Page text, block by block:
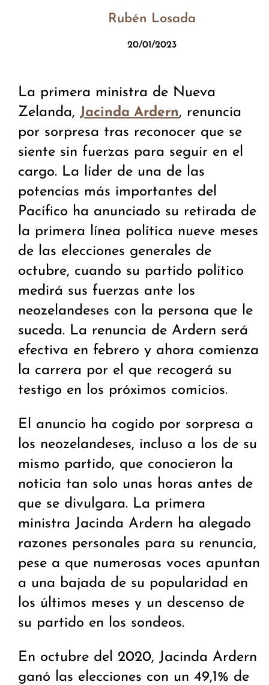
Rubén Losada
20/01/2023
La primera ministra de Nueva
Zelanda, Jacinda Ardern, renuncia
por sorpresa tras reconocer que se
siente sin fuerzas para seguir en el
cargo. La líder de una de las
potencias más importantes del
Pacífico ha anunciado su retirada de
la primera línea política nueve meses
de las elecciones generales de
octubre, cuando su partido político
medirá sus fuerzas ante los
neozelandeses con la persona que le
suceda. La renuncia de Ardern será
efectiva en febrero y ahora comienza
la carrera por el que recogerá su
testigo en los próximos comicios.
El anuncio ha cogido por sorpresa a
los neozelandeses, incluso a los de su
mismo partido, que conocieron la
noticia tan solo unas horas antes de
que se divulgara. La primera
ministra Jacinda Ardern ha alegado
razones personales para su renuncia,
pese a que numerosas voces apuntan
a una bajada de su popularidad en
los últimos meses y un descenso de
su partido en los sondeos.
En octubre del 2020, Jacinda Ardern
ganó las elecciones con un 49,1% de